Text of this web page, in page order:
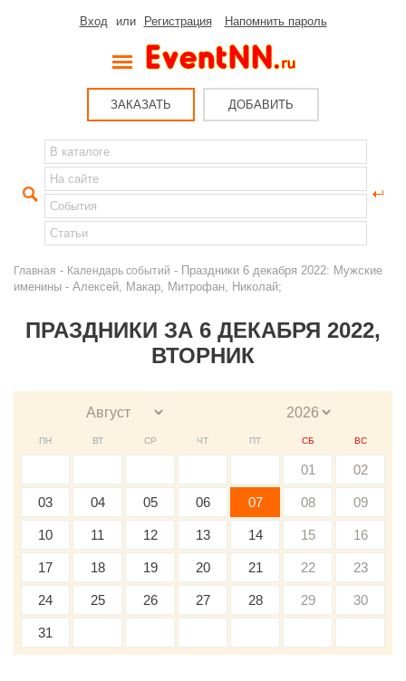
Вход или Регистрация Напомнить пароль
ЗАКАЗАТЬ ДОБАВИТЬ
Главная - Календарь событий - Праздники 6 декабря 2022: Мужские
именины - Алексей, Макар, Митрофан, Николай;
ПРАЗДНИКИ ЗА 6 ДЕКАБРЯ 2022,
ВТОРНИК
ПН ВТ СР ЧТ ПТ СБ ВС
01 02
03 04 05 06 07 08 09
10 11 12 13 14 15 16
17 18 19 20 21 22 23
24 25 26 27 28 29 30
31